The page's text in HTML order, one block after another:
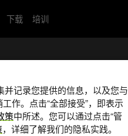
下载 培训
记录您提供的信息，以及您与
作。点击“全部接受”，即表示
策中所述。您可以通过点击“管
，详细了解我们的隐私实践。